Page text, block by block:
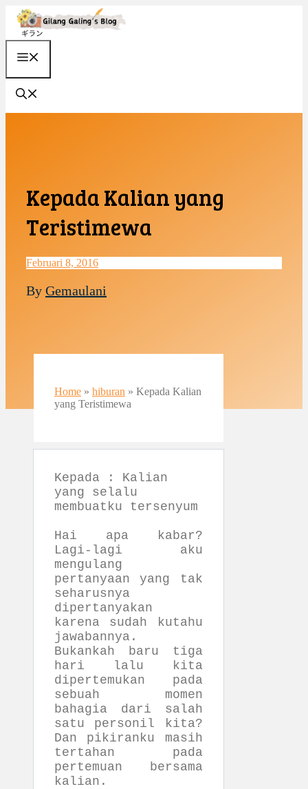
Langsung
Kepada Kalian yang
Teristimewa
Februari 8, 2016
By Gemaulani
Home » hiburan » Kepada Kalian
yang Teristimewa
Kepada : Kalian
yang selalu
membuatku tersenyum
Hai apa kabar?
Lagi-lagi aku
mengulang
pertanyaan yang tak
seharusnya
dipertanyakan
karena sudah kutahu
jawabannya.
Bukankah baru tiga
hari lalu kita
dipertemukan pada
sebuah momen
bahagia dari salah
satu personil kita?
Dan pikiranku masih
tertahan pada
pertemuan bersama
kalian.